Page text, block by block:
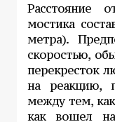
Расстояние
мостика
метра).
скоростью,
перекресток
на реакцию,
между тем,
как вошел